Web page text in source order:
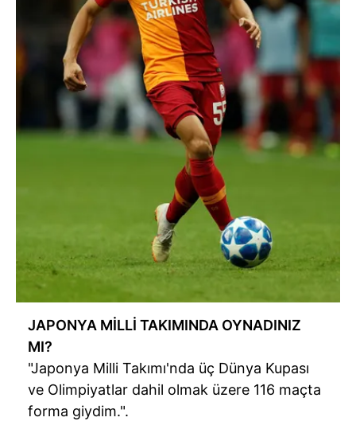
JAPONYA MİLLİ TAKIMINDA OYNADINIZ
MI?
"Japonya Milli Takımı'nda üç Dünya Kupası
ve Olimpiyatlar dahil olmak üzere 116 maçta
forma giydim.".